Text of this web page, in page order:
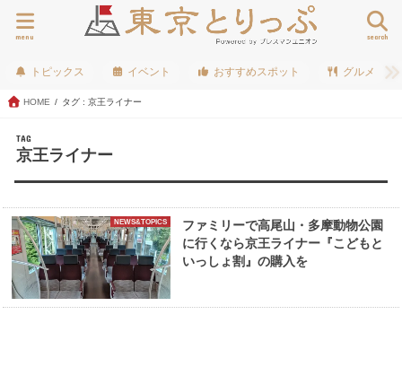
search
menu
トピックス イベント おすすめスポット グルメ
HOME タグ : 京王ライナー
TAG
京王ライナー
NEWS&TOPICS
ファミリーで高尾山・多摩動物公園
に行くなら京王ライナー『こどもと
いっしょ割』の購入を